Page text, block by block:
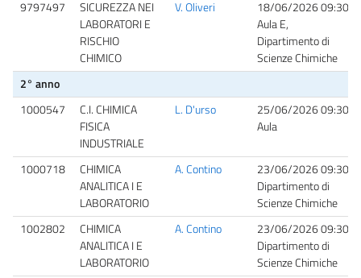
9797497
SICUREZZA NEI
LABORATORI E
RISCHIO
CHIMICO
V. Oliveri
18/06/2026 09:30
Aula E,
Dipartimento di
Scienze Chimiche
2° anno
1000547
C.I. CHIMICA
FISICA
INDUSTRIALE
L. D'urso
25/06/2026 09:30
Aula
1000718
CHIMICA
ANALITICA I E
LABORATORIO
A. Contino
23/06/2026 09:30
Dipartimento di
Scienze Chimiche
1002802
CHIMICA
ANALITICA I E
LABORATORIO
A. Contino
23/06/2026 09:30
Dipartimento di
Scienze Chimiche